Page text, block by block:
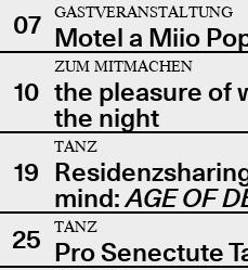
07
GASTVERANSTALTUNG
Motel a Miio
10
ZUM MITMACHEN
the pleasure of
the night
19
TANZ
mind:AGE OF
25
TANZ
Pro Senectute